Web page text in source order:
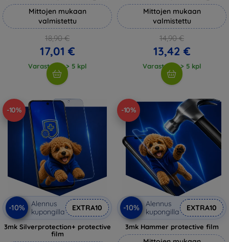
Mittojen mukaan
valmistettu
18,90 €
17,01 €
Varastossa > 5 kpl
Mittojen mukaan
valmistettu
14,90 €
13,42 €
Varastossa > 5 kpl
-10%
-10%
Alennus
kupongilla
EXTRA10
3mk Silverprotection+ protective
film
-10%
-10%
Alennus
kupongilla
EXTRA10
3mk Hammer protective film